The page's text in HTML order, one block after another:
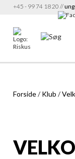
+45 - 99 74 18 20 //
Forside/Klub /